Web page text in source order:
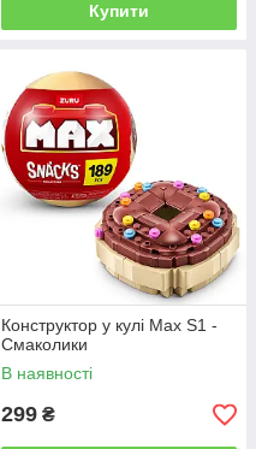
Купити
Конструктор у кулі Max S1 -
Смаколики
В наявності
299 ₴